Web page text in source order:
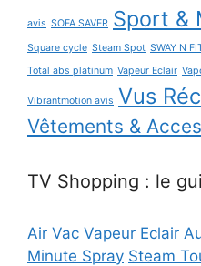
avis SOFA SAVER Sport &
Square cycle Steam Spot SWAY N
Total abs platinum Vapeur Eclair
Vibrantmotion avis Vus
Vêtements &
TV Shopping : le
Air Vac Vapeur Eclair
Minute Spray Steam